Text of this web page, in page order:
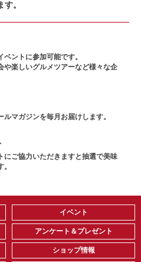
す。
ントに参加可能です。
や楽しいグルメツアーなど様々な企
マガジンを毎月お届けします。
にご協力いただきますと抽選で美味
イベント
アンケート＆プレゼント
ショップ情報